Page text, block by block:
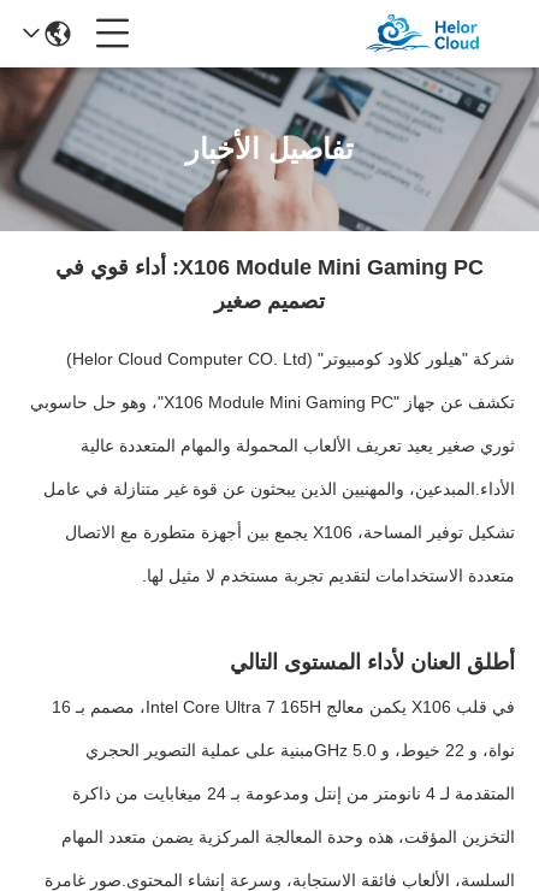
تفاصيل الأخبار
X106 Module Mini Gaming PC: أداء قوي في
تصميم صغير
شركة "هيلور كلاود كومبيوتر" (Helor Cloud Computer CO. Ltd)
تكشف عن جهاز "X106 Module Mini Gaming PC"، وهو حل حاسوبي
ثوري صغير يعيد تعريف الألعاب المحمولة والمهام المتعددة عالية
الأداء.المبدعين، والمهنيين الذين يبحثون عن قوة غير متنازلة في عامل
تشكيل توفير المساحة، X106 يجمع بين أجهزة متطورة مع الاتصال
متعددة الاستخدامات لتقديم تجربة مستخدم لا مثيل لها.
أطلق العنان لأداء المستوى التالي
في قلب X106 يكمن معالج Intel Core Ultra 7 165H، مصمم بـ 16
نواة، و 22 خيوط، و 5.0 GHzمبنية على عملية التصوير الحجري
المتقدمة لـ 4 نانومتر من إنتل ومدعومة بـ 24 ميغابايت من ذاكرة
التخزين المؤقت، هذه وحدة المعالجة المركزية يضمن متعدد المهام
السلسة، الألعاب فائقة الاستجابة، وسرعة إنشاء المحتوى.صور غامرة